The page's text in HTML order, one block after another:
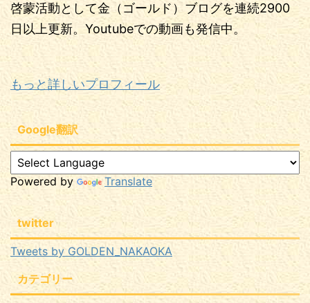
啓蒙活動として金（ゴールド）ブログを連続2900
日以上更新。Youtubeでの動画も発信中。
もっと詳しいプロフィール
Google翻訳
Powered by Translate
twitter
Tweets by GOLDEN_NAKAOKA
カテゴリー